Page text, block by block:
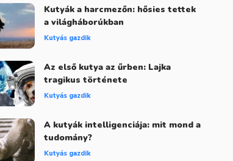
Kutyák a harcmezőn: hősies tettek
a világháborúkban
Kutyás gazdik
Az első kutya az űrben: Lajka
tragikus története
Kutyás gazdik
A kutyák intelligenciája: mit mond a
tudomány?
Kutyás gazdik